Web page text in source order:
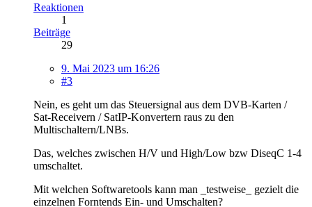
Reaktionen
1
Beiträge
29
9. Mai 2023 um 16:26
#3
Nein, es geht um das Steuersignal aus dem DVB-Karten /
Sat-Receivern / SatIP-Konvertern raus zu den
Multischaltern/LNBs.
Das, welches zwischen H/V und High/Low bzw DiseqC 1-4
umschaltet.
Mit welchen Softwaretools kann man _testweise_ gezielt die
einzelnen Forntends Ein- und Umschalten?